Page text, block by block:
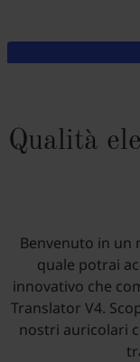
Qualità
Benvenuto in un
quale potrai
innovativo che
Translator V4.
nostri auricolari